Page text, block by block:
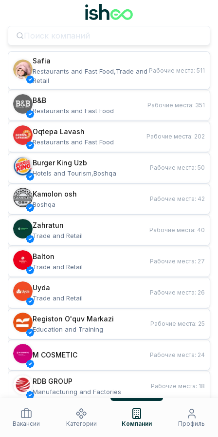
Safia
Restaurants and Fast Food,Trade and
Retail
Рабочие места: 511
B&B
Restaurants and Fast Food
Рабочие места: 351
Oqtepa Lavash
Restaurants and Fast Food
Рабочие места: 202
Burger King Uzb
Hotels and Tourism,Boshqa
Рабочие места: 50
Kamolon osh
Boshqa
Рабочие места: 42
Zahratun
Trade and Retail
Рабочие места: 40
Balton
Trade and Retail
Рабочие места: 27
Uyda
Trade and Retail
Рабочие места: 26
Registon O'quv Markazi
Education and Training
Рабочие места: 25
M COSMETIC Рабочие места: 24
RDB GROUP
Manufacturing and Factories
Рабочие места: 18
Restaurants and Fast Food
Рабочие места
Вакансии
Категории Компании Профиль